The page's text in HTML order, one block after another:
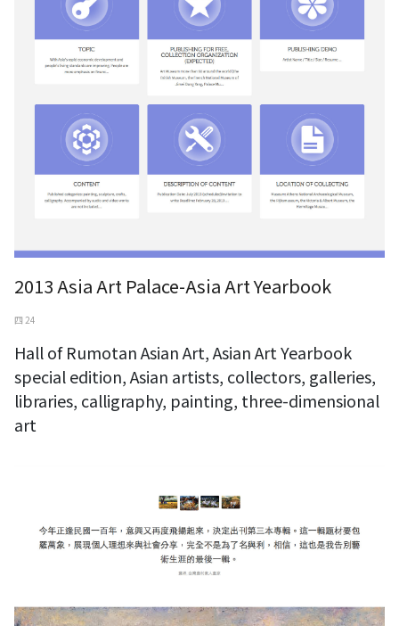
2013 Asia Art Palace-Asia Art Yearbook
四 24
Hall of Rumotan Asian Art, Asian Art Yearbook
special edition, Asian artists, collectors, galleries,
libraries, calligraphy, painting, three-dimensional
art